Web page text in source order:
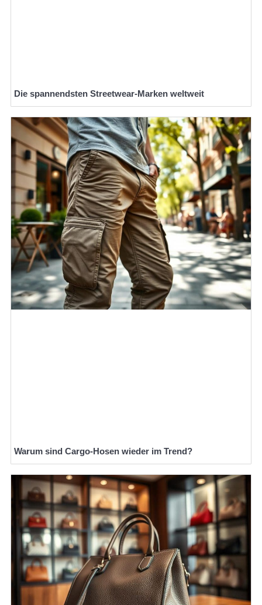
Die spannendsten Streetwear-Marken weltweit
Warum sind Cargo-Hosen wieder im Trend?